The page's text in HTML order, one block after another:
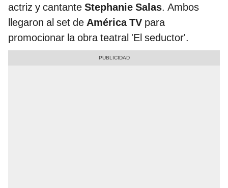
actriz y cantante Stephanie Salas. Ambos
llegaron al set de América TV para
promocionar la obra teatral 'El seductor'.